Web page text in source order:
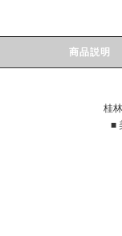
商品説明
桂
■